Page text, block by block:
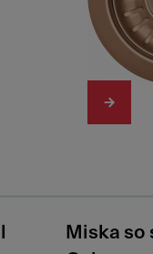
Miska so